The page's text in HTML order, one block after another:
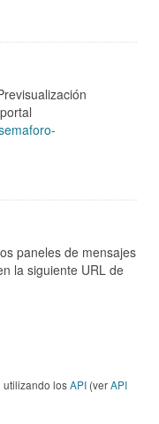
paneles de mensajes
la siguiente URL de
utilizando losAPI (verAPI